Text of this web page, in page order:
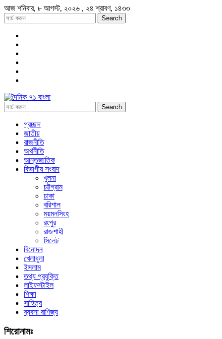
আজ শনিবার, ৮ আগস্ট, ২০২৬ , ২৪ শ্রাবণ, ১৪৩৩
প্রচ্ছদ
জাতীয়
রাজনীতি
অর্থনীতি
আন্তজাতিক
বিভাগীয় সংবাদ
খুলনা
চট্টগ্রাম
ঢাকা
বরিশাল
ময়মনসিংহ
রংপুর
রাজশাহী
সিলেট
বিনোদন
খেলাধুলা
ইসলাম
তথ্য প্রযুক্তি
লাইফস্টাইল
শিক্ষা
সাহিত্য
ব্যবসা বাণিজ্য
শিরোনামঃ